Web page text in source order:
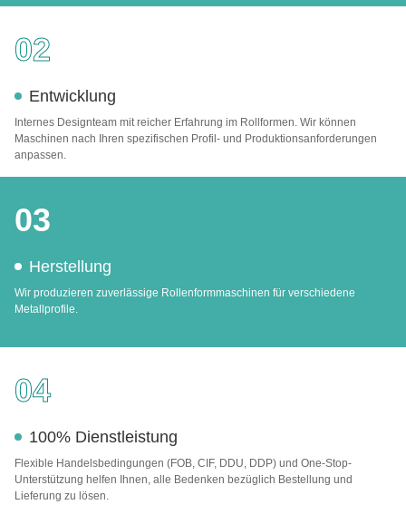
02
Entwicklung
Internes Designteam mit reicher Erfahrung im Rollformen. Wir können
Maschinen nach Ihren spezifischen Profil- und Produktionsanforderungen
anpassen.
03
Herstellung
Wir produzieren zuverlässige Rollenformmaschinen für verschiedene
Metallprofile.
04
100% Dienstleistung
Flexible Handelsbedingungen (FOB, CIF, DDU, DDP) und One-Stop-
Unterstützung helfen Ihnen, alle Bedenken bezüglich Bestellung und
Lieferung zu lösen.